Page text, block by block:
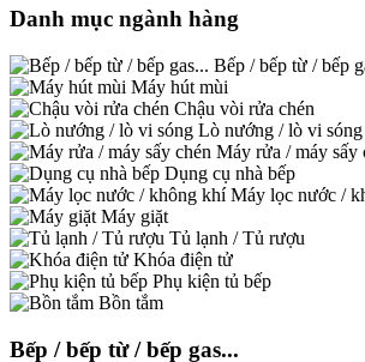
Danh mục ngành hàng
Bếp / bếp từ / bếp
Máy hút mùi
Chậu vòi rửa chén
Lò nướng / lò vi sóng
Máy rửa / máy sấy
Dụng cụ nhà bếp
Máy lọc nước /
Máy giặt
Tủ lạnh / Tủ rượu
Khóa điện tử
Phụ kiện tủ bếp
Bồn tắm
Bếp / bếp từ / bếp gas...